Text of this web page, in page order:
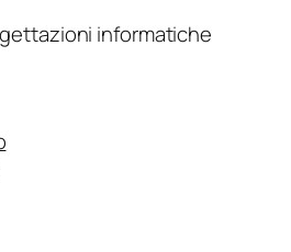
informatiche